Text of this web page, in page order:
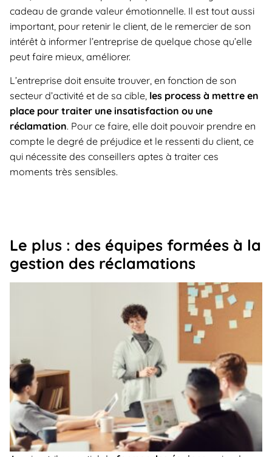
cadeau de grande valeur émotionnelle. Il est tout aussi
important, pour retenir le client, de le remercier de son
intérêt à informer l’entreprise de quelque chose qu’elle
peut faire mieux, améliorer.
L’entreprise doit ensuite trouver, en fonction de son
secteur d’activité et de sa cible, les process à mettre en
place pour traiter une insatisfaction ou une
réclamation. Pour ce faire, elle doit pouvoir prendre en
compte le degré de préjudice et le ressenti du client, ce
qui nécessite des conseillers aptes à traiter ces
moments très sensibles.
Le plus : des équipes formées à la
gestion des réclamations